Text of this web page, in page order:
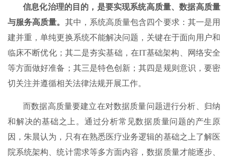
信息化治理的目的，是要实现系统高质量、数据高质量
与服务高质量。 其中，系统高质量包含四个要求：其一是用
建并重，单纯更换系统不能解决问题，关键在于面向用户和
临床不断优化；其二是夯实基础，在IT基础架构、网络安全
等方面做好准备；其三是特色创新；其四是规则意识，要密
切关注并遵循相关法律法规开展工作。
而数据高质量要建立在对数据质量问题进行分析、归纳
和解决的基础之上。通过分析常见数据质量问题的产生原
因，朱晨认为，只有在熟悉医疗业务逻辑的基础之上了解医
院系统架构、统计需求等多方面内容，数据质量才能逐步、